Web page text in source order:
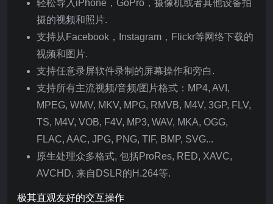
轻松导入iPhone，GoPro，摄像机或者其他设备拍
摄的视频和照片.
支持从Facebook，Instagram，Flickr等网络下载的
视频和图片.
支持任意录屏软件录制的屏幕操作和旁白.
支持所有主流视频/音频/图片格式：MP4, AVI,
MPEG, WMV, MKV, MPG, RMVB, M4V, 3GP, FLV,
TS, M4V, VOB, F4V, MP3, WAV, MKA, OGG,
FLAC, AAC, JPG, PNG, TIF, BMP, SVG...
原生处理众多格式, 包括ProRes, RED, XAVC,
AVCHD, 来自DSLR的H.264等.
极其直观友好的交互操作